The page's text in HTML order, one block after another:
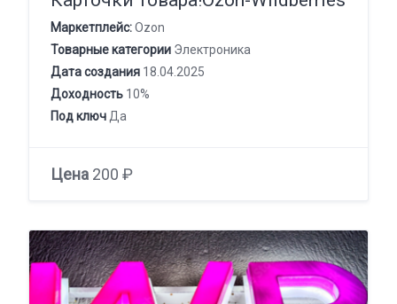
Маркетплейс:Ozon
Товарные категории Электроника
Дата создания 18.04.2025
Доходность 10%
Под ключ Да
Цена 200 ₽